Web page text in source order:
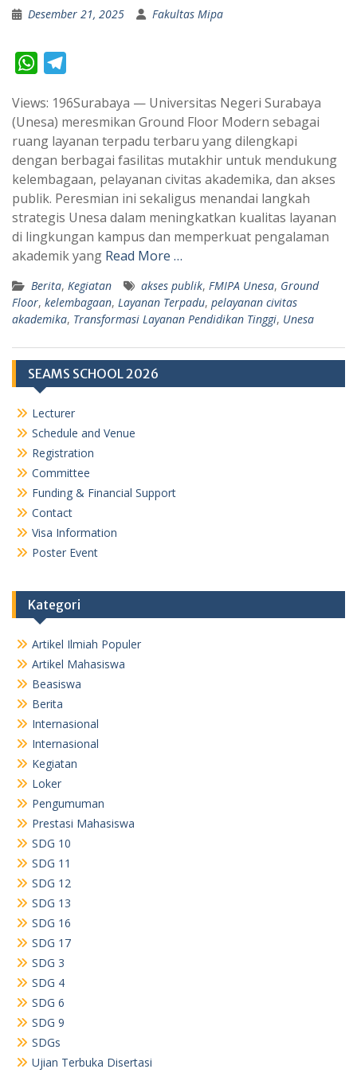
Desember 21, 2025 Fakultas Mipa
W
a
t
s
A
p
p
l
e
g
r
a
m
Views: 196Surabaya — Universitas Negeri Surabaya
(Unesa) meresmikan Ground Floor Modern sebagai
ruang layanan terpadu terbaru yang dilengkapi
dengan berbagai fasilitas mutakhir untuk mendukung
kelembagaan, pelayanan civitas akademika, dan akses
publik. Peresmian ini sekaligus menandai langkah
strategis Unesa dalam meningkatkan kualitas layanan
di lingkungan kampus dan memperkuat pengalaman
akademik yang Read More …
Berita, Kegiatan akses publik, FMIPA Unesa, Ground
Floor, kelembagaan, Layanan Terpadu, pelayanan civitas
akademika, Transformasi Layanan Pendidikan Tinggi, Unesa
SEAMS SCHOOL 2026
Lecturer
Schedule and Venue
Registration
Committee
Funding & Financial Support
Contact
Visa Information
Poster Event
Kategori
Artikel Ilmiah Populer
Artikel Mahasiswa
Beasiswa
Berita
Internasional
Internasional
Kegiatan
Loker
Pengumuman
Prestasi Mahasiswa
SDG 10
SDG 11
SDG 12
SDG 13
SDG 16
SDG 17
SDG 3
SDG 4
SDG 6
SDG 9
SDGs
Ujian Terbuka Disertasi